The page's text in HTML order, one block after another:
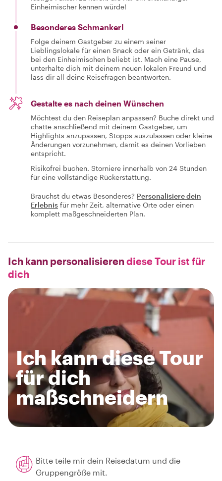
Einheimischer kennen würde!
Besonderes Schmankerl
Folge deinem Gastgeber zu einem seiner
Lieblingslokale für einen Snack oder ein Getränk, das
bei den Einheimischen beliebt ist. Mach eine Pause,
unterhalte dich mit deinem neuen lokalen Freund und
lass dir all deine Reisefragen beantworten.
Gestalte es nach deinen Wünschen
Möchtest du den Reiseplan anpassen? Buche direkt und
chatte anschließend mit deinem Gastgeber, um
Highlights anzupassen, Stopps auszulassen oder kleine
Änderungen vorzunehmen, damit es deinen Vorlieben
entspricht.
Risikofrei buchen. Storniere innerhalb von 24 Stunden
für eine vollständige Rückerstattung.
Brauchst du etwas Besonderes? Personalisiere dein
Erlebnis für mehr Zeit, alternative Orte oder einen
komplett maßgeschneiderten Plan.
Ich kann personalisieren diese Tour ist für
dich
Ich kann diese Tour
für dich
maßschneidern
Bitte teile mir dein Reisedatum und die
Gruppengröße mit.